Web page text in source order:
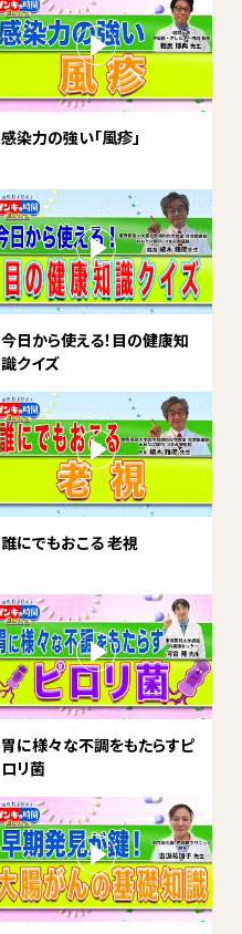
感染力の強い「風疹」
今日から使える！目の健康知
識クイズ
誰にでもおこる 老視
胃に様々な不調をもたらすピ
ロリ菌